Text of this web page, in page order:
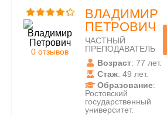
0 отзывов
ВЛАДИМИР
ПЕТРОВИЧ
ЧАСТНЫЙ
ПРЕПОДАВАТЕЛЬ
Возраст: 77 лет.
Стаж: 49 лет.
Образование:
Ростовский
государственный
университет.